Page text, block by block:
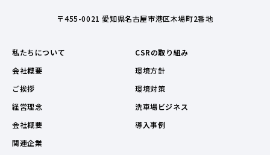
〒455-0021 愛知県名古屋市港区木場町2番地
私たちについて
会社概要
ご挨拶
経営理念
会社概要
関連企業
CSRの取り組み
環境方針
環境対策
洗車場ビジネス
導入事例